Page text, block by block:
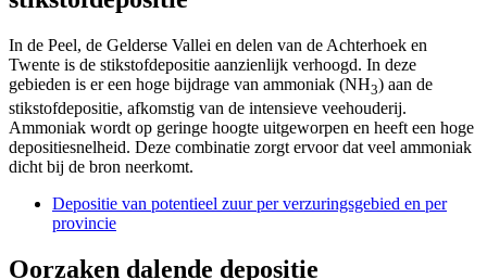
In de Peel, de Gelderse Vallei en delen van de Achterhoek en
Twente is de stikstofdepositie aanzienlijk verhoogd. In deze
gebieden is er een hoge bijdrage van ammoniak (NH3) aan de
stikstofdepositie, afkomstig van de intensieve veehouderij.
Ammoniak wordt op geringe hoogte uitgeworpen en heeft een hoge
depositiesnelheid. Deze combinatie zorgt ervoor dat veel ammoniak
dicht bij de bron neerkomt.
Depositie van potentieel zuur per verzuringsgebied en per
provincie
Oorzaken dalende depositie